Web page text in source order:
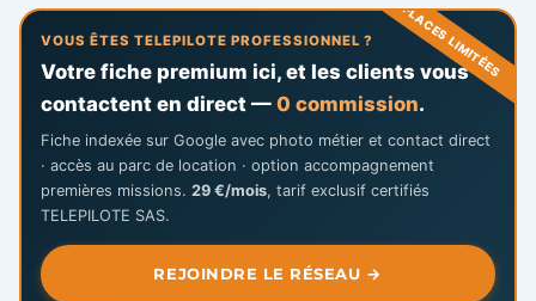
PLACES LIMITÉES
VOUS ÊTES TELEPILOTE PROFESSIONNEL ?
Votre fiche premium ici, et les clients vous
contactent en direct — 0 commission.
Fiche indexée sur Google avec photo métier et contact direct
· accès au parc de location · option accompagnement
premières missions. 29 €/mois, tarif exclusif certifiés
TELEPILOTE SAS.
REJOINDRE LE RÉSEAU →